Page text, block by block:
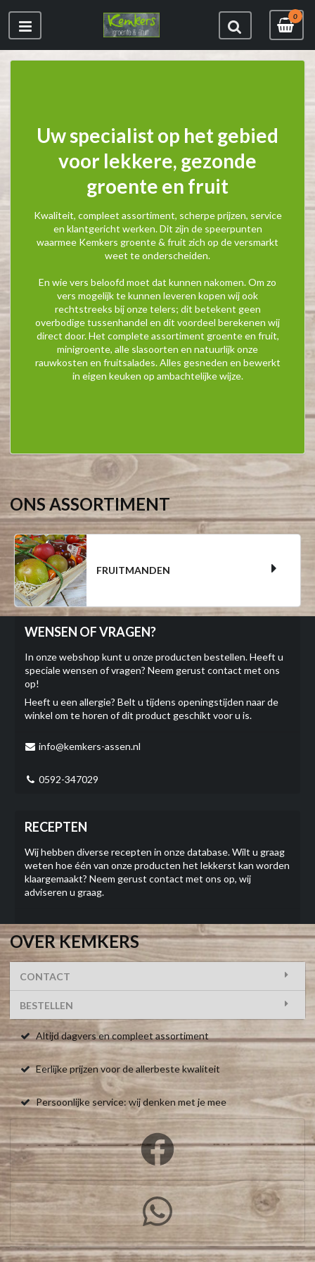
0
Uw specialist op het gebied
voor lekkere, gezonde
groente en fruit
Kwaliteit, compleet assortiment, scherpe prijzen, service
en klantgericht werken. Dit zijn de speerpunten
waarmee Kemkers groente & fruit zich op de versmarkt
weet te onderscheiden.
En wie vers beloofd moet dat kunnen nakomen. Om zo
vers mogelijk te kunnen leveren kopen wij ook
rechtstreeks bij onze telers; dit betekent geen
overbodige tussenhandel en dit voordeel berekenen wij
direct door. Het complete assortiment groente en fruit,
minigroente, alle slasoorten en natuurlijk onze
rauwkosten en fruitsalades. Alles gesneden en bewerkt
in eigen keuken op ambachtelijke wijze.
ONS ASSORTIMENT
FRUITMANDEN
WENSEN OF VRAGEN?
In onze webshop kunt u onze producten bestellen. Heeft u
speciale wensen of vragen? Neem gerust contact met ons
op!
Heeft u een allergie? Belt u tijdens openingstijden naar de
winkel om te horen of dit product geschikt voor u is.
info@kemkers-assen.nl
0592-347029
RECEPTEN
Wij hebben diverse recepten in onze database. Wilt u graag
weten hoe één van onze producten het lekkerst kan worden
klaargemaakt? Neem gerust contact met ons op, wij
adviseren u graag.
OVER KEMKERS
CONTACT
BESTELLEN
Altijd dagvers en compleet assortiment
Eerlijke prijzen voor de allerbeste kwaliteit
Persoonlijke service: wij denken met je mee